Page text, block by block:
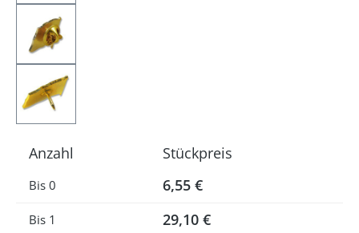
Anzahl Stückpreis
Bis0 6,55 €
Bis 1 29,10 €